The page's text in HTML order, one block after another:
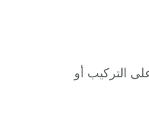
على التركيب أو